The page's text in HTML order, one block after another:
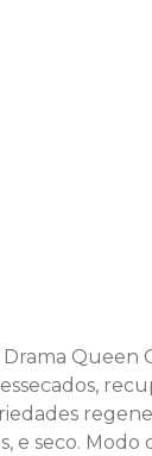
Queen
e seco.